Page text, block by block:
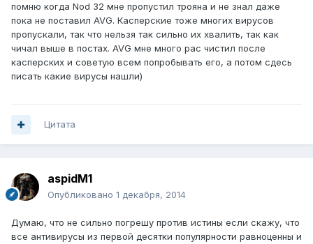
помню когда Nod 32 мне пропустил трояна и не знал даже
пока не поставил AVG. Касперские тоже многих вирусов
пропускали, так что нельзя так сильно их хвалить, так как
чичал выше в постах. AVG мне много рас чистил после
касперских и советую всем попробывать его, а потом сдесь
писать какие вирусы нашли)
Цитата
aspidM1
Опубликовано 1 декабря, 2014
Думаю, что не сильно погрешу против истины если скажу, что
все антивирусы из первой десятки популярности равноценны и